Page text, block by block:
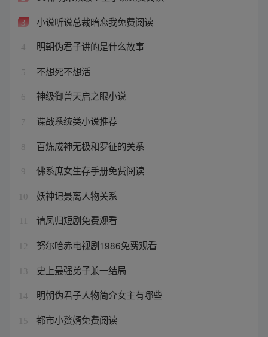
3 小说听说总裁暗恋我免费阅读
4 明朝伪君子讲的是什么故事
5 不想死不想活
6 神级御兽天启之眼小说
7 谍战系统类小说推荐
8 百炼成神无极和罗征的关系
9 佛系庶女生存手册免费阅读
10 妖神记聂离人物关系
请凤归短剧免费观看
12 努尔哈赤电视剧1986免费观看
13 史上最强弟子兼一结局
14 明朝伪君子人物简介女主有哪些
15 都市小赘婿免费阅读